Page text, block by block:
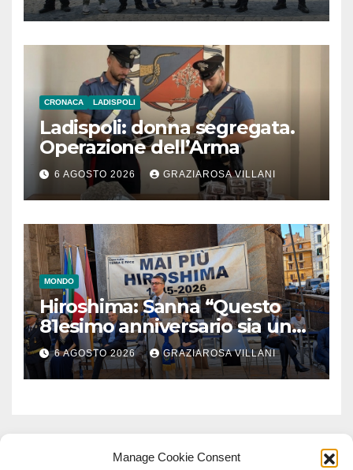
Manage Cookie Consent
CRONACA LADISPOLI
Ladispoli: donna segregata.
Operazione dell’Arma
6 AGOSTO 2026 GRAZIAROSA VILLANI
MONDO
Hiroshima: Sanna “Questo
81esimo anniversario sia un
monito per tutti”
6 AGOSTO 2026 GRAZIAROSA VILLANI